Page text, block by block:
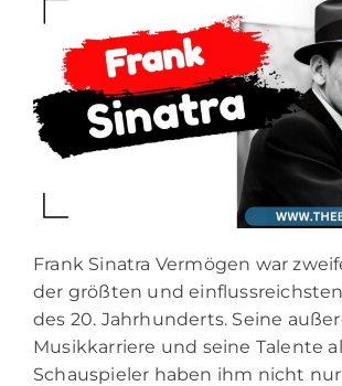
Frank Sinatra Vermögen war
der größten und
des 20. Jahrhunderts. Seine
Musikkarriere und seine Talente
Schauspieler haben ihm nicht